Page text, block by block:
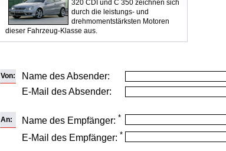
320 CDI und C 350 zeichnen sich
durch die leistungs- und
drehmomentstärksten Motoren
dieser Fahrzeug-Klasse aus.
Von:
Name des Absender:
E-Mail des Absender:
An: Name des Empfänger: *
E-Mail des Empfänger: *